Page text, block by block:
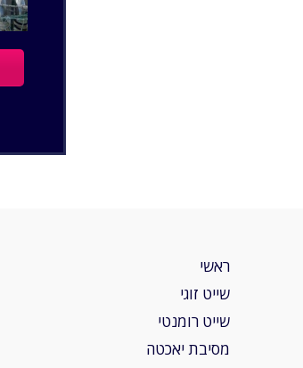
ראשי
שייט זוגי
שייט רומנטי
מסיבת יאכטה